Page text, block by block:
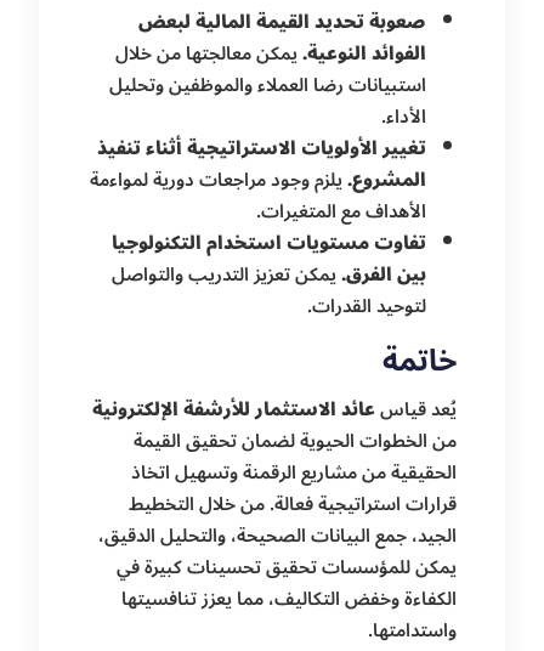
صعوبة تحديد القيمة المالية لبعض
الفوائد النوعية.يمكن معالجتها من خلال
استبيانات رضا العملاء والموظفين وتحليل
الأداء.
تغيير الأولويات الاستراتيجية أثناء تنفيذ
المشروع.يلزم وجود مراجعات دورية لمواءمة
الأهداف مع المتغيرات.
تفاوت مستويات استخدام التكنولوجيا
بين الفرق.يمكن تعزيز التدريب والتواصل
لتوحيد القدرات.
خاتمة
يُعد قياسعائد الاستثمار للأرشفة الإلكترونية
من الخطوات الحيوية لضمان تحقيق القيمة
الحقيقية من مشاريع الرقمنة وتسهيل اتخاذ
قرارات استراتيجية فعالة. من خلال التخطيط
الجيد، جمع البيانات الصحيحة، والتحليل الدقيق،
يمكن للمؤسسات تحقيق تحسينات كبيرة في
الكفاءة وخفض التكاليف، مما يعزز تنافسيتها
واستدامتها.